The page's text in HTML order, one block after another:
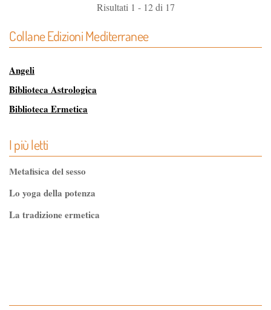
Risultati 1 - 12 di 17
Collane Edizioni Mediterranee
Angeli
Biblioteca Astrologica
Biblioteca Ermetica
Biblioteca dei Misteri
Classici dell'Occulto
L'Opera Segreta
I più letti
Metafisica del sesso
Lo yoga della potenza
La tradizione ermetica